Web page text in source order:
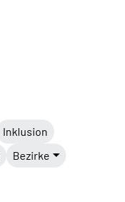
Inklusion
Bezirke